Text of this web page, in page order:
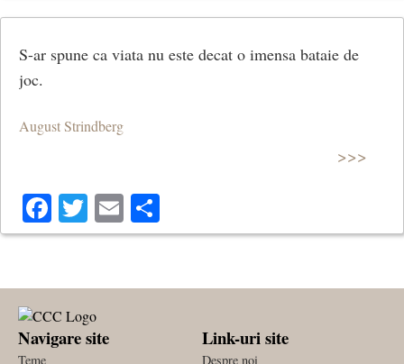
S-ar spune ca viata nu este decat o imensa bataie de
joc.
August Strindberg
>>>
Facebook
Twitter
Email
Navigare site
Teme
Link-uri site
Despre noi